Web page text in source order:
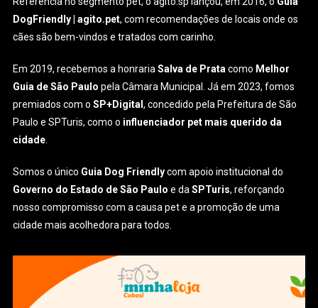
DogFriendly | agito.pet, com recomendações de locais onde os
cães são bem-vindos e tratados com carinho.
Em 2019, recebemos a honrariaSalva de Prata como Melhor
Guia de São Paulo pela Câmara Municipal. Já em 2023, fomos
premiados com oSP+Digital, concedido pela Prefeitura de São
Paulo e SPTuris, como o influenciador pet mais querido da
cidade
Somos o único Guia Dog Friendlycom apoio institucional do
Governo do Estado de São Paulo e daSPTuris, reforçando
nosso compromisso com a causa pet e a promoção de uma
cidade mais acolhedora para todos.